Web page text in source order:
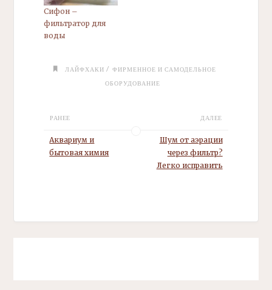
Сифон –
фильтратор для
воды
ЛАЙФХАКИ / ФИРМЕННОЕ И САМОДЕЛЬНОЕ
ОБОРУДОВАНИЕ
РАНЕЕ
Аквариум и
бытовая химия
ДАЛЕЕ
Шум отаэрации
через фильтр?
Легко исправить